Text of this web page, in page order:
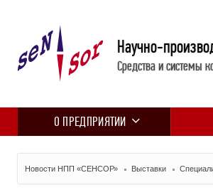
Научно-
Средства и системы
О ПРЕДПРИЯТИИ
Новости НПП «СЕНСОР» Выставки